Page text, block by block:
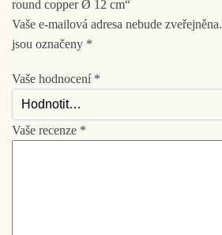
round copper Ø 12 cm“
Vaše e-mailová adresa nebude zveřejněna.
jsou označeny *
Vaše hodnocení *
Vaše recenze *